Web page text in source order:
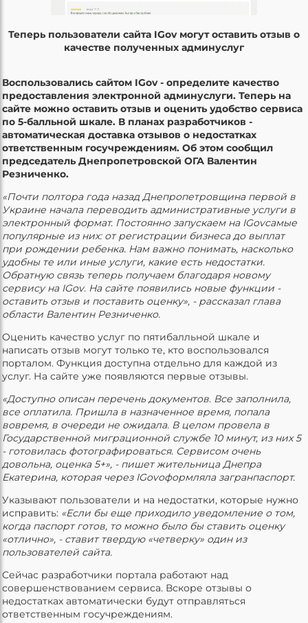
Теперь пользователи сайта IGov могут оставить отзыв о
качестве полученных админуслуг
Воспользовались сайтом IGov- определите качество
предоставления электронной админуслуги. Теперь на
сайте можно оставить отзыв и оценить удобство сервиса
по 5-балльной шкале. В планах разработчиков -
автоматическая доставка отзывов о недостатках
ответственным госучреждениям. Об этом сообщил
председатель Днепропетровской ОГА Валентин
Резниченко.
«Почти полтора года назад Днепропетровщина первой в
Украине начала переводить административные услуги в
электронный формат. Постоянно запускаем на IGovсамые
популярные из них: от регистрации бизнеса до выплат
при рождении ребенка. Нам важно понимать, насколько
удобны те или иные услуги, какие есть недостатки.
Обратную связь теперь получаем благодаря новому
сервису на IGov. На сайте появились новые функции -
оставить отзыв и поставить оценку», - рассказал глава
области Валентин Резниченко.
Оценить качество услуг по пятибалльной шкале и
написать отзыв могут только те, кто воспользовался
порталом. Функция доступна отдельно для каждой из
услуг. На сайте уже появляются первые отзывы.
«Доступно описан перечень документов. Все заполнила,
все оплатила. Пришла в назначенное время, попала
вовремя, в очереди не ожидала. В целом провела в
Государственной миграционной службе 10 минут, из них 5
- готовилась фотографироваться. Сервисом очень
довольна, оценка 5+», - пишет жительница Днепра
Екатерина, которая через IGovоформляла загранпаспорт.
Указывают пользователи и на недостатки, которые нужно
исправить: «Если бы еще приходило уведомление о том,
когда паспорт готов, то можно было бы ставить оценку
«отлично», - ставит твердую «четверку» один из
пользователей сайта.
Сейчас разработчики портала работают над
совершенствованием сервиса. Вскоре отзывы о
недостатках автоматически будут отправляться
ответственным госучреждениям.